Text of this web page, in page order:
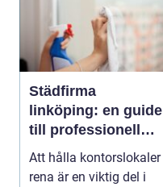
Städfirma
linköping: en guide
till professionell
städning
Att hålla kontorslokaler
rena är en viktig del i